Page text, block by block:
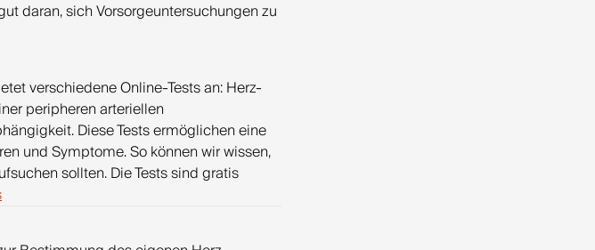
daran, sich Vorsorgeuntersuchungen zu
verschiedene Online-Tests an: Herz-
peripheren arteriellen
Diese Tests ermöglichen eine
und Symptome. So können wir wissen,
sollten. Die Tests sind gratis